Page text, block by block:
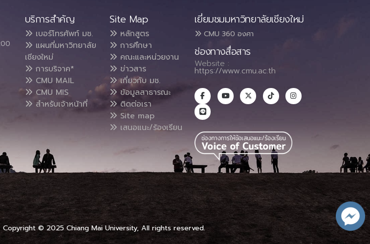
บริการสำคัญ
เบอร์โทรศัพท์ มช.
แผนที่มหาวิทยาลัย
เชียงใหม่
การบริจาค*
CMU MAIL
CMU MIS
สำหรับเจ้าหน้าที่
Site Map
หลักสูตร
การศึกษา
คณะและหน่วยงาน
ข่าวสาร
เกี่ยวกับ มช.
ข้อมูลสาธารณะ
ติดต่อเรา
Site map
เสนอแนะ/ร้องเรียน
เยี่ยมชมมหาวิทยาลัยเชียงใหม่
CMU 360 องศา
ช่องทางสื่อสาร
Website :
https://www.cmu.ac.th
Copyright © 2025 Chiang Mai University, All rights reserved.